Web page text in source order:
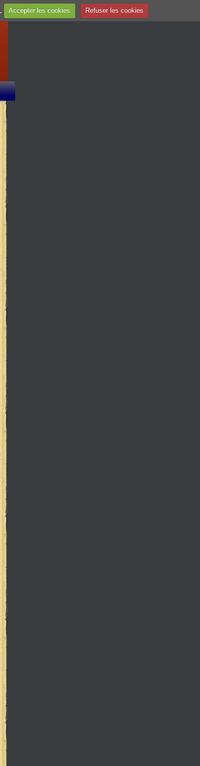
. Accepter les cookies Refuser les cookies